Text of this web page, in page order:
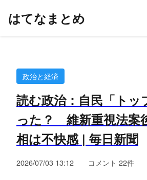
はてなまとめ
政治と経済
読む政治：自民「トッ
った？ 維新重視法案
相は不快感 | 毎日新聞
2026/07/03 13:12 コメント 22件